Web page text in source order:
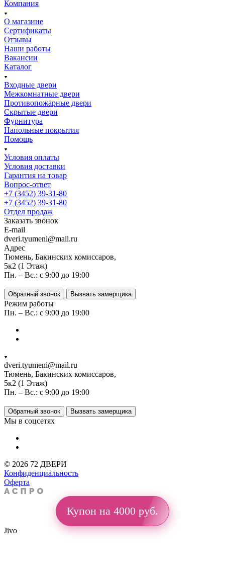
Компания
О магазине
Сертификаты
Отзывы
Наши работы
Вакансии
Каталог
Входные двери
Межкомнатные двери
Противопожарные двери
Скрытые двери
Фурнитура
Напольные покрытия
Помощь
Условия оплаты
Условия доставки
Гарантия на товар
Вопрос-ответ
+7 (3452) 39-31-80
+7 (3452) 39-31-80
Отдел продаж
Заказать звонок
E-mail
dveri.tyumeni@mail.ru
Адрес
Тюмень, Бакинских комиссаров,
5к2 (1 Этаж)
Пн. – Вс.: с 9:00 до 19:00
Обратный звонок Вызвать замерщика
Режим работы
Пн. – Вс.: с 9:00 до 19:00
dveri.tyumeni@mail.ru
Тюмень, Бакинских комиссаров,
5к2 (1 Этаж)
Пн. – Вс.: с 9:00 до 19:00
Обратный звонок Вызвать замерщика
Мы в соцсетях
© 2026 72 ДВЕРИ
Конфиденциальность
Оферта
Купон на 4000 руб.
Jivo